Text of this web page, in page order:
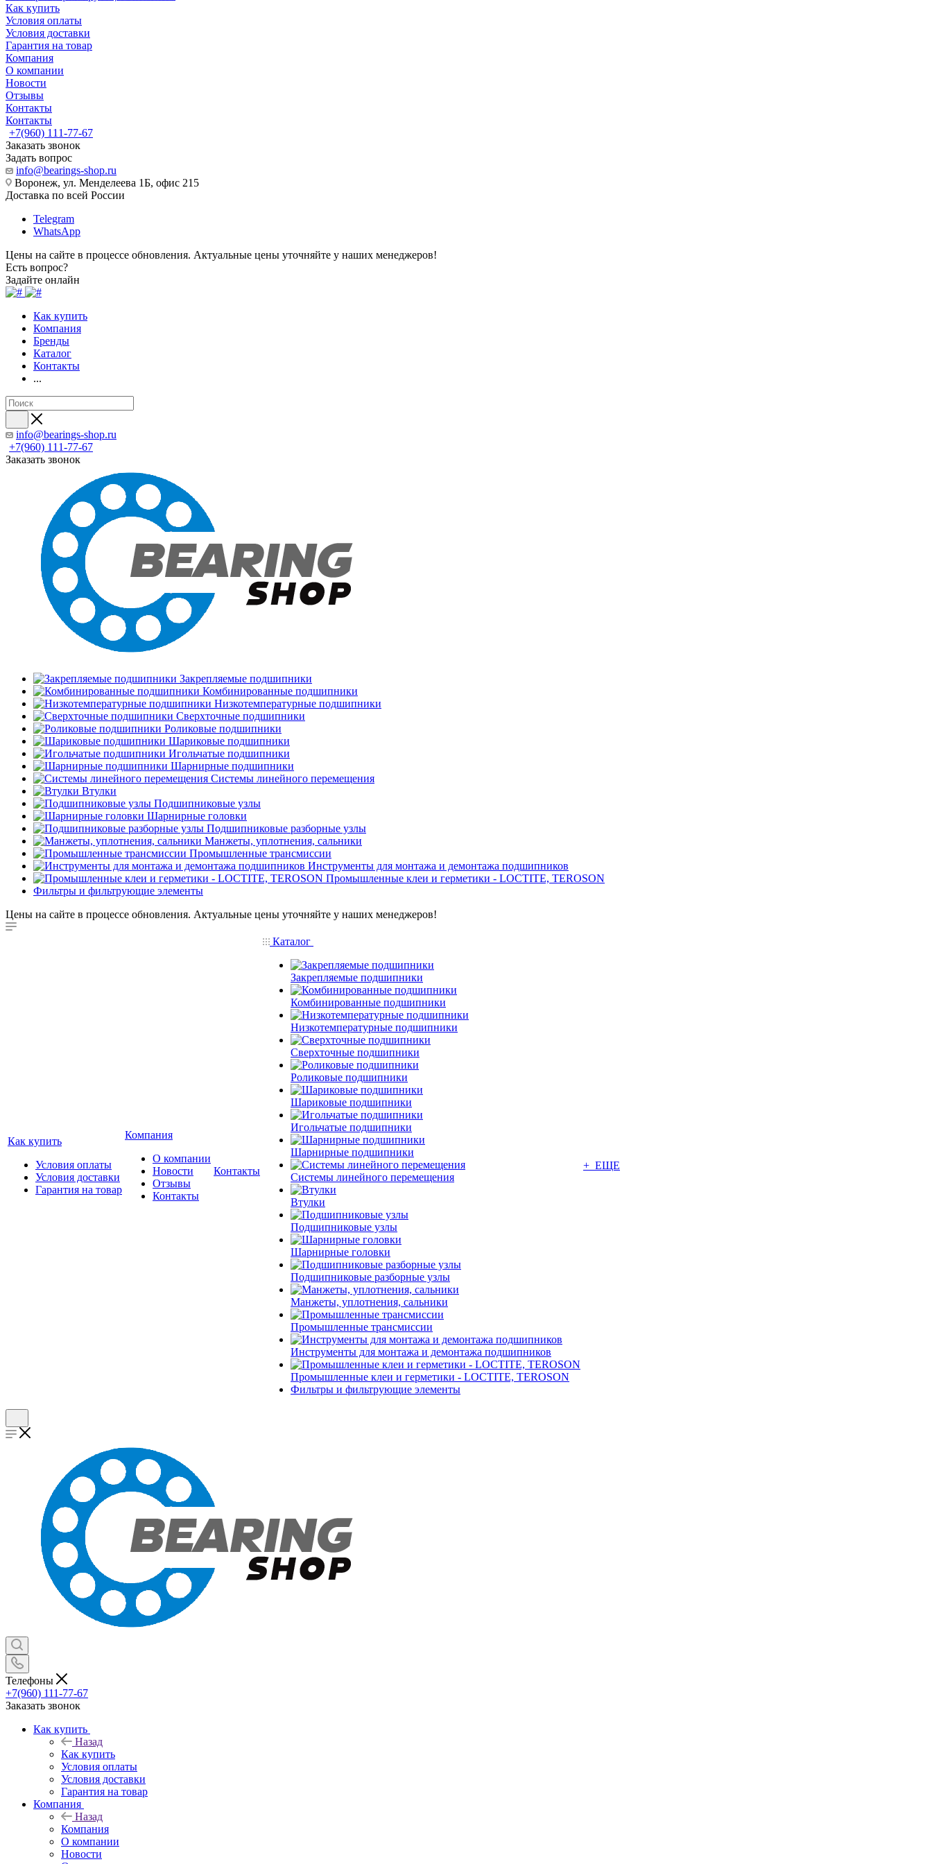
Как купить
Условия оплаты
Условия доставки
Гарантия на товар
Компания
О компании
Новости
Отзывы
Контакты
Контакты
+7(960) 111-77-67
Заказать звонок
Задать вопрос
info@bearings-shop.ru
Воронеж, ул. Менделеева 1Б, офис 215
Доставка по всей России
Telegram
WhatsApp
Цены на сайте в процессе обновления. Актуальные цены уточняйте у наших менеджеров!
Есть вопрос?
Задайте онлайн
Как купить
Компания
Бренды
Каталог
Контакты
...
info@bearings-shop.ru
+7(960) 111-77-67
Заказать звонок
Закрепляемые подшипники
Комбинированные подшипники
Низкотемпературные подшипники
Сверхточные подшипники
Роликовые подшипники
Шариковые подшипники
Игольчатые подшипники
Шарнирные подшипники
Системы линейного перемещения
Втулки
Подшипниковые узлы
Шарнирные головки
Подшипниковые разборные узлы
Манжеты, уплотнения, сальники
Промышленные трансмиссии
Инструменты для монтажа и демонтажа подшипников
Промышленные клеи и герметики - LOCTITE, TEROSON
Фильтры и фильтрующие элементы
Цены на сайте в процессе обновления. Актуальные цены уточняйте у наших менеджеров!
Как купить
Условия оплаты
Условия доставки
Гарантия на товар
Компания
О компании
Новости
Отзывы
Контакты
Контакты
Каталог
Закрепляемые подшипники
Комбинированные подшипники
Низкотемпературные подшипники
Сверхточные подшипники
Роликовые подшипники
Шариковые подшипники
Игольчатые подшипники
Шарнирные подшипники
Системы линейного перемещения
Втулки
Подшипниковые узлы
Шарнирные головки
Подшипниковые разборные узлы
Манжеты, уплотнения, сальники
Промышленные трансмиссии
Инструменты для монтажа и демонтажа подшипников
Промышленные клеи и герметики - LOCTITE, TEROSON
Фильтры и фильтрующие элементы
+ ЕЩЕ
Телефоны
+7(960) 111-77-67
Заказать звонок
Как купить
Назад
Как купить
Условия оплаты
Условия доставки
Гарантия на товар
Компания
Назад
Компания
О компании
Новости